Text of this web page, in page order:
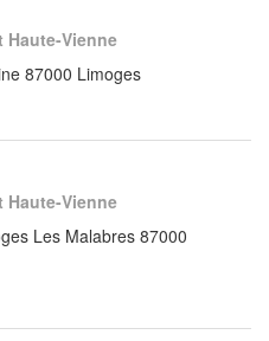
Haute-Vienne
87000 Limoges
Haute-Vienne
Les Malabres 87000